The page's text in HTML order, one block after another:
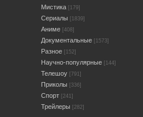
Мистика [179]
Сериалы [1839]
Аниме [408]
Документальные [1573]
Разное [152]
Научно-популярные [144]
Телешоу [791]
Приколы [336]
Спорт [241]
Трейлеры [282]